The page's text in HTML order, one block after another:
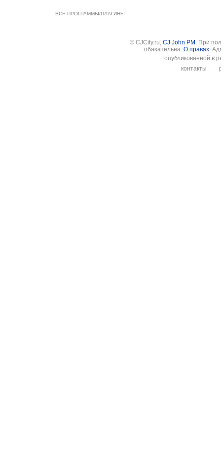
ВСЕ ПРОГРАММЫ/ПЛАГИНЫ
© CJCity.ru, CJ John PM . При
обязательна. О правах.
опубликованной в
контакты